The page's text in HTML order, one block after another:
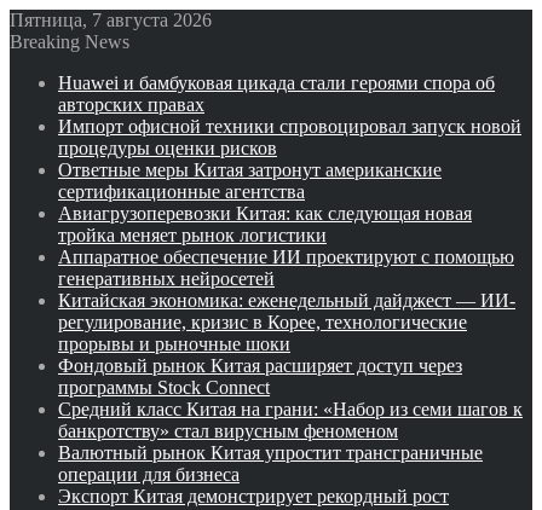
Пятница, 7 августа 2026
Breaking News
Huawei и бамбуковая цикада стали героями спора об
авторских правах
Импорт офисной техники спровоцировал запуск новой
процедуры оценки рисков
Ответные меры Китая затронут американские
сертификационные агентства
Авиагрузоперевозки Китая: как следующая новая
тройка меняет рынок логистики
Аппаратное обеспечение ИИ проектируют с помощью
генеративных нейросетей
Китайская экономика: еженедельный дайджест — ИИ-
регулирование, кризис в Корее, технологические
прорывы и рыночные шоки
Фондовый рынок Китая расширяет доступ через
программы Stock Connect
Средний класс Китая на грани: «Набор из семи шагов к
банкротству» стал вирусным феноменом
Валютный рынок Китая упростит трансграничные
операции для бизнеса
Экспорт Китая демонстрирует рекордный рост